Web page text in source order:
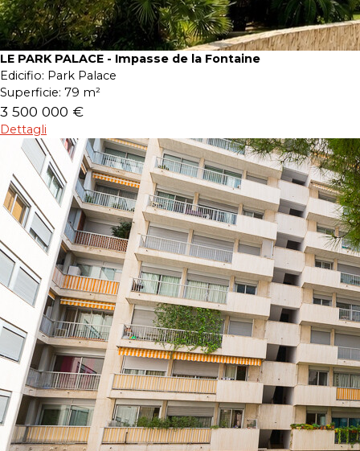
LE PARK PALACE - Impasse de la Fontaine
Edicifio: Park Palace
Superficie: 79 m²
3 500 000 €
Dettagli